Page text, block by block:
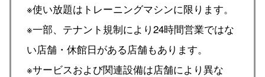
※使い放題はトレーニングマシンに限ります。
※一部、テナント規制により24時間営業ではな
い店舗・休館日がある店舗もあります。
※サービスおよび関連設備は店舗により異な